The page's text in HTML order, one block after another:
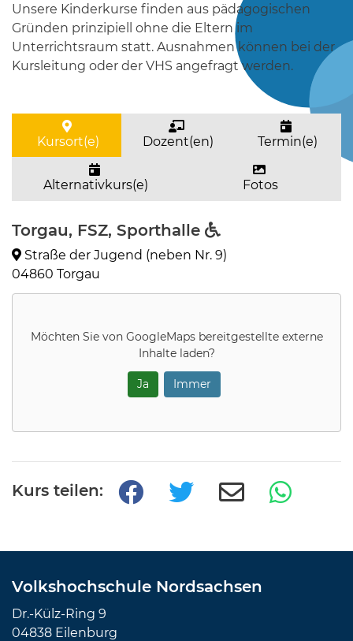
Unsere Kinderkurse finden aus pädagogischen
Gründen prinzipiell ohne die Eltern im
Unterrichtsraum statt. Ausnahmen können bei der
Kursleitung oder der VHS angefragt werden.
Kursort(e) Dozent(en) Termin(e)
Alternativkurs(e) Fotos
Torgau, FSZ, Sporthalle
Straße der Jugend (neben Nr. 9)
04860 Torgau
Möchten Sie von GoogleMapsbereitgestellte externe
Inhalte laden?
Ja Immer
Kurs teilen:
Volkshochschule Nordsachsen
Dr.-Külz-Ring 9
04838 Eilenburg